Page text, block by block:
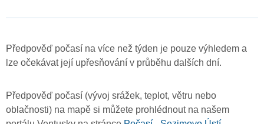
Předpověď počasí na více než týden je pouze výhledem a
lze očekávat její upřesňování v průběhu dalších dní.
Předpověď počasí (vývoj srážek, teplot, větru nebo
oblačnosti) na mapě si můžete prohlédnout na našem